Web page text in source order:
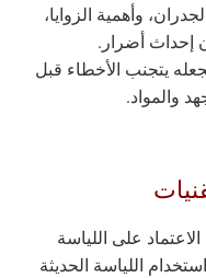
وأهمية الزوايا،
إحداث أضرار.
يتجنب الأخطاء قبل
والمواد.
على اللياسة
اللياسة الحديثة